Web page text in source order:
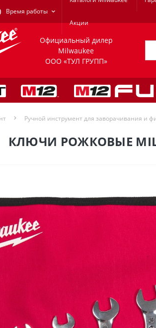
Время работы
Акции
Официальный дилер
Milwaukee
ООО «ТУЛ ГРУПП»
Ручной инструмент для заворачивания и
КЛЮЧИ РОЖКОВЫЕ